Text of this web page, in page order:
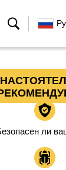
Поиск
ли